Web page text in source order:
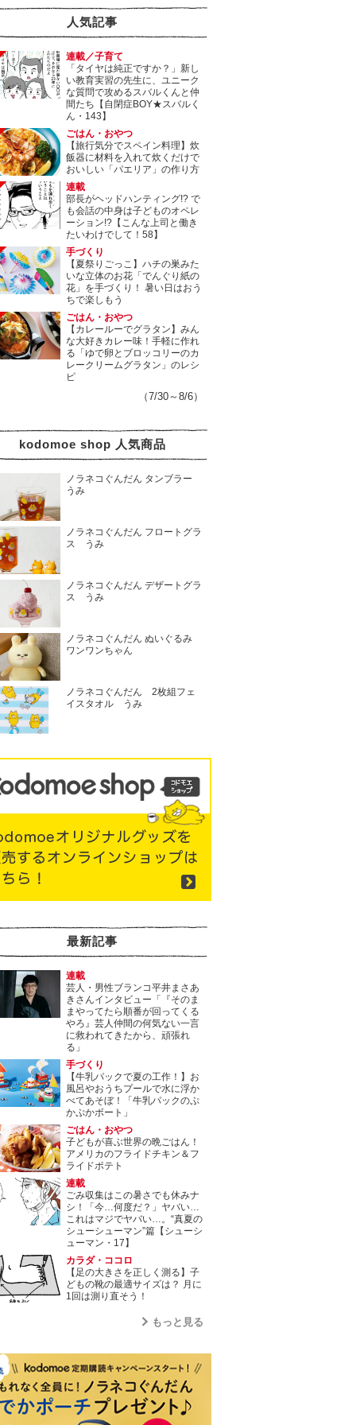
人気記事
連載／子育て
「タイヤは純正ですか？」新し
い教育実習の先生に、ユニーク
な質問で攻めるスバルくんと仲
間たち【自閉症BOY★スバルく
ん・143】
ごはん・おやつ
【旅行気分でスペイン料理】炊
飯器に材料を入れて炊くだけで
おいしい「パエリア」の作り方
連載
部長がヘッドハンティング!? で
も会話の中身は子どものオペレ
ーション!?【こんな上司と働き
たいわけでして！58】
手づくり
【夏祭りごっこ】ハチの巣みた
いな立体のお花「でんぐり紙の
花」を手づくり！ 暑い日はおう
ちで楽しもう
ごはん・おやつ
【カレールーでグラタン】みん
な大好きカレー味！手軽に作れ
る「ゆで卵とブロッコリーのカ
レークリームグラタン」のレシ
ピ
（7/30～8/6）
kodomoe shop 人気商品
ノラネコぐんだん タンブラー
うみ
ノラネコぐんだん フロートグラ
ス うみ
ノラネコぐんだん デザートグラ
ス うみ
ノラネコぐんだん ぬいぐるみ
ワンワンちゃん
ノラネコぐんだん 2枚組フェ
イスタオル うみ
最新記事
連載
芸人・男性ブランコ平井まさあ
きさんインタビュー「『そのま
まやってたら順番が回ってくる
やろ』芸人仲間の何気ない一言
に救われてきたから、頑張れ
る」
手づくり
【牛乳パックで夏の工作！】お
風呂やおうちプールで水に浮か
べてあそぼ！「牛乳パックのぷ
かぷかボート」
ごはん・おやつ
子どもが喜ぶ世界の晩ごはん！
アメリカのフライドチキン＆フ
ライドポテト
連載
ごみ収集はこの暑さでも休みナ
シ！「今…何度だ？」ヤバい…
これはマジでヤバい…。“真夏の
シューシューマン”篇【シューシ
ューマン・17】
カラダ・ココロ
【足の大きさを正しく測る】子
どもの靴の最適サイズは？ 月に
1回は測り直そう！
もっと見る